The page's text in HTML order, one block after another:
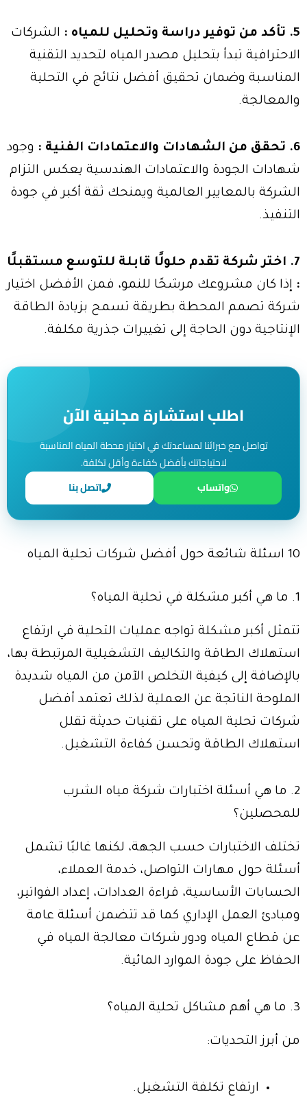
5. تأكد من توفير دراسة وتحليل للمياه :
الشركات
الاحترافية تبدأ بتحليل مصدر المياه لتحديد التقنية
المناسبة وضمان تحقيق أفضل نتائج في التحلية
والمعالجة.
6. تحقق من الشهادات والاعتمادات الفنية :
وجود
شهادات الجودة والاعتمادات الهندسية يعكس التزام
الشركة بالمعايير العالمية ويمنحك ثقة أكبر في جودة
التنفيذ.
7. اختر شركة تقدم حلولًا قابلة للتوسع مستقبلًا
: إذا كان مشروعك مرشحًا للنمو، فمن الأفضل اختيار
شركة تصمم المحطة بطريقة تسمح بزيادة الطاقة
الإنتاجية دون الحاجة إلى تغييرات جذرية مكلفة.
اطلب استشارة مجانية الآن
تواصل مع خبرائنا لمساعدتك في اختيار محطة المياه المناسبة
لاحتياجاتك بأفضل كفاءة وأقل تكلفة.
واتساب
اتصل بنا
10 اسئلة شائعة حول أفضل شركات تحلية المياه
1. ما هي أكبر مشكلة في تحلية المياه؟
تتمثل أكبر مشكلة تواجه عمليات التحلية في ارتفاع
استهلاك الطاقة والتكاليف التشغيلية المرتبطة بها،
بالإضافة إلى كيفية التخلص الآمن من المياه شديدة
الملوحة الناتجة عن العملية لذلك تعتمد أفضل
شركات تحلية المياه على تقنيات حديثة تقلل
استهلاك الطاقة وتحسن كفاءة التشغيل.
2. ما هي أسئلة اختبارات شركة مياه الشرب
للمحصلين؟
تختلف الاختبارات حسب الجهة، لكنها غالبًا تشمل
أسئلة حول مهارات التواصل، خدمة العملاء،
الحسابات الأساسية، قراءة العدادات، إعداد الفواتير،
ومبادئ العمل الإداري كما قد تتضمن أسئلة عامة
عن قطاع المياه ودور شركات معالجة المياه في
الحفاظ على جودة الموارد المائية.
3. ما هي أهم مشاكل تحلية المياه؟
من أبرز التحديات:
ارتفاع تكلفة التشغيل.